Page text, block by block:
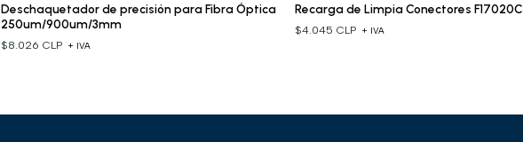
Deschaquetador de precisión para Fibra Óptica
250um/900um/3mm
$8.026 CLP + IVA
Recarga de Limpia Conectores F17020C
$4.045 CLP + IVA